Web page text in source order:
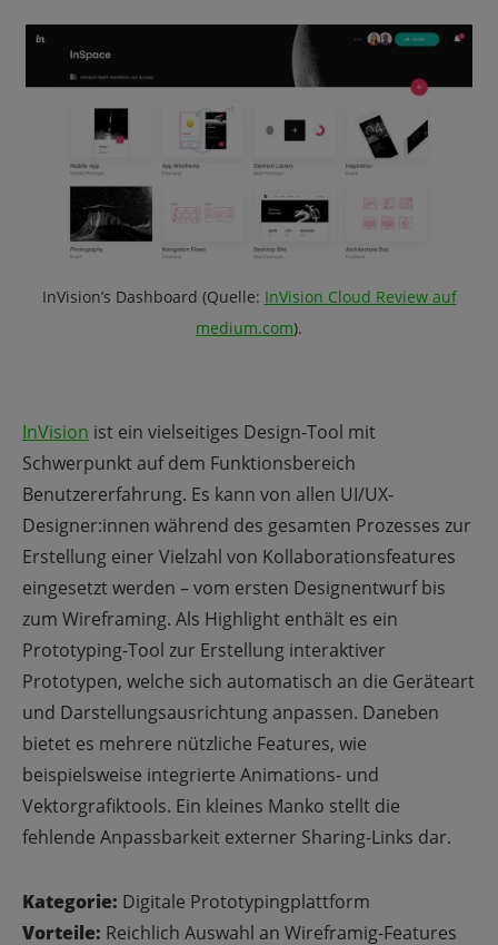
InVision’s Dashboard (Quelle: InVision Cloud Review auf
medium.com).
InVision ist ein vielseitiges Design-Tool mit
Schwerpunkt auf dem Funktionsbereich
Benutzererfahrung. Es kann von allen UI/UX-
Designer:innen während des gesamten Prozesses zur
Erstellung einer Vielzahl von Kollaborationsfeatures
eingesetzt werden – vom ersten Designentwurf bis
zum Wireframing. Als Highlight enthält es ein
Prototyping-Tool zur Erstellung interaktiver
Prototypen, welche sich automatisch an die Geräteart
und Darstellungsausrichtung anpassen. Daneben
bietet es mehrere nützliche Features, wie
beispielsweise integrierte Animations- und
Vektorgrafiktools. Ein kleines Manko stellt die
fehlende Anpassbarkeit externer Sharing-Links dar.
Kategorie: Digitale Prototypingplattform
Vorteile: Reichlich Auswahl an Wireframig-Features